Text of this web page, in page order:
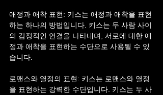
애정과 애착 표현: 키스는 애정과 애착을 표현
하는 하나의 방법입니다. 키스는 두 사람 사이
의 감정적인 연결을 나타내며, 서로에 대한 애
정과 애착을 표현하는 수단으로 사용될 수 있
습니다.
로맨스와 열정의 표현: 키스는 로맨스와 열정
을 표현하는 강력한 수단입니다. 키스는 두 사